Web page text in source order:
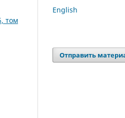
том
English
Отправить